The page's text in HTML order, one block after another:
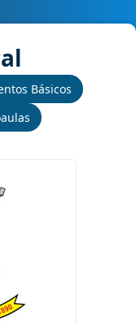
Básicos